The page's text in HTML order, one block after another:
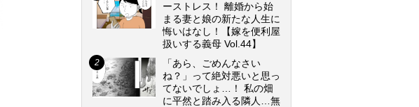
ーストレス！ 離婚から始
まる妻と娘の新たな人生に
悔いはなし！【嫁を便利屋
扱いする義母 Vol.44】
「あら、ごめんなさい
ね？」って絶対悪いと思っ
てないでしょ…！ 私の畑
に平然と踏み入る隣人…無